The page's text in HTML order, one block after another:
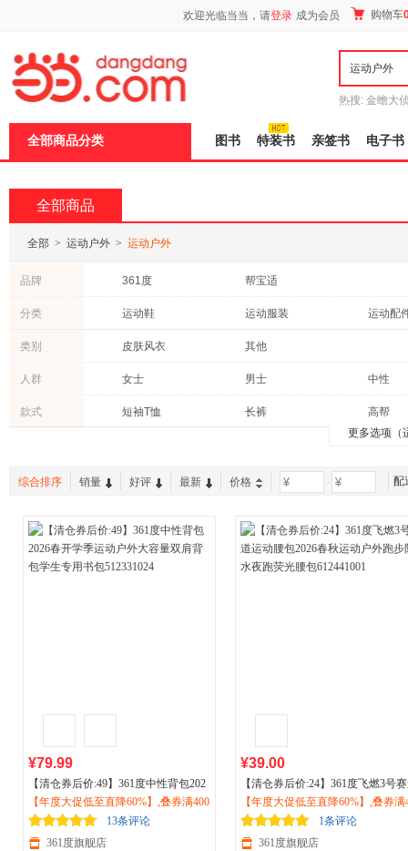
欢迎光临当当，请登录 成为会员 购物车
热搜: 金蟾大
全部商品分类 图书 特装书 亲签书 电子书
全部商品
全部 > 运动户外 > 运动户外
品牌 361度 帮宝适
分类 运动鞋 运动服装
运动配
户外鞋袜
类别 皮肤风衣 其他
人群 女士 男士 中性
款式 短袖T恤 长裤
高帮
腰包
训练服
无帽夹克
船袜
七分裤
斜挎包
无帽卫
短裤
空顶帽
更多选项（
综合排序 销量 好评 最新 价格 - 配
¥79.99
【清仓券后价:49】361度中性背包202
6春开学季运动户外大容量双肩背包学
生专用书包512331024
【年度大促低至直降60%】,叠券满400
减150/600减230,立即抢购！
13条评论
361度旗舰店
¥39.00
【清仓券后价:24】361度飞燃3号
运动腰包2026春秋运动户外跑步防
夜跑荧光腰包612441001
【年度大促低至直降60%】,叠券满
减150/600减230,立即抢购！
1条评论
361度旗舰店
页
加